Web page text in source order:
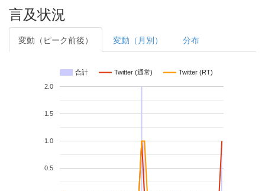
言及状況
変動（ピーク前後） 変動（月別） 分布
合計 Twitter (通常) Twitter (RT)
0.5
1.0
1.5
2.0